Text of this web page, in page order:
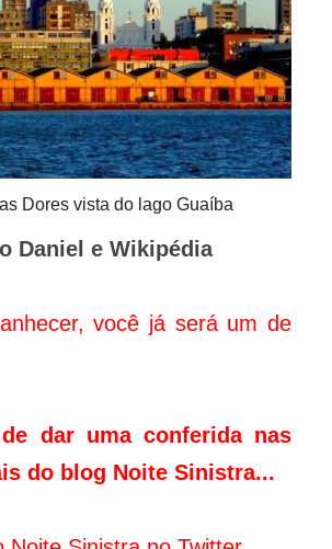
Dores vista do lago Guaíba
Daniel e Wikipédia
você já será um de
dar uma conferida nas
do blog Noite Sinistra...